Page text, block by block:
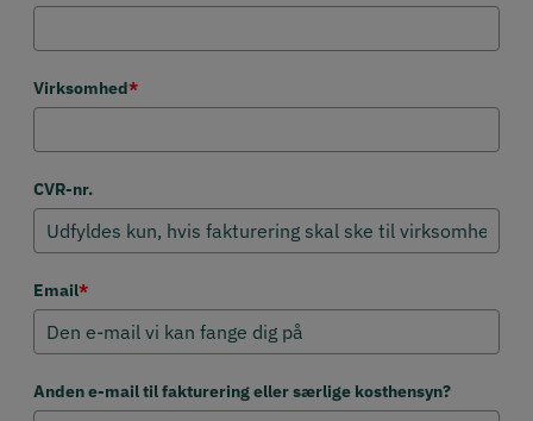
Virksomhed*
CVR-nr.
Email*
Anden e-mail til fakturering eller særlige kosthensyn?